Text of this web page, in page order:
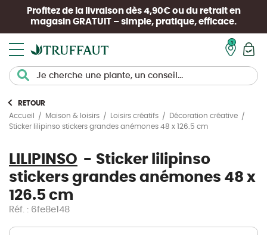
Profitez de la livraison dès 4,90€ ou du retrait en
magasin GRATUIT – simple, pratique, efficace.
RETOUR
Accueil
Maison & loisirs Loisirs créatifs
Décoration créative
Sticker lilipinso stickers grandes anémones 48 x 126.5 cm
LILIPINSO
Sticker lilipinso
stickers grandes anémones 48 x
126.5 cm
Réf. : 6fe8e148